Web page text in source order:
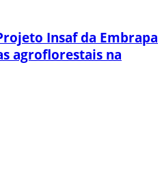
Insaf da Embrapa
agroflorestais na